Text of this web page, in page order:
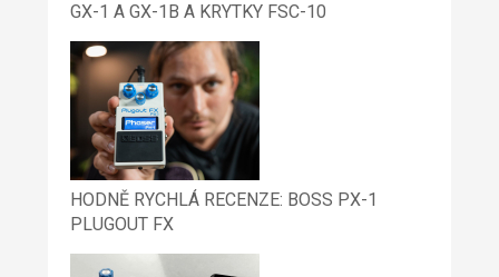
GX-1 A GX-1B A KRYTKY FSC-10
HODNĚ RYCHLÁ RECENZE: BOSS PX-1
PLUGOUT FX